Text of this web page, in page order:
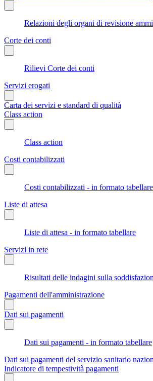
Relazioni degli organi di revisione
Corte dei conti
Rilievi Corte dei conti
Servizi erogati
Carta dei servizi e standard di qualità
Class action
Class action
Costi contabilizzati
Costi contabilizzati - in formato tabellare
Liste di attesa
Liste di attesa - in formato tabellare
Servizi in rete
Risultati delle indagini sulla
Pagamenti dell'amministrazione
Dati sui pagamenti
Dati sui pagamenti - in formato tabellare
Dati sui pagamenti del servizio sanitario
Indicatore di tempestività pagamenti